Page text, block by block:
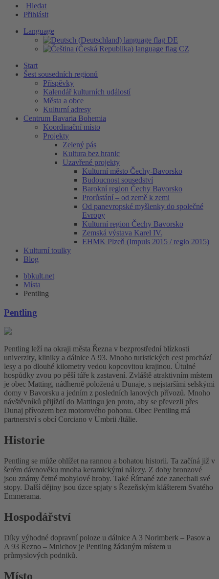
Hledat
Přihlásit
Language
DE
CZ
Start
Šest sousedních regionů
Příspěvky
Kalendář kulturních událostí
Města a obce
Kulturní adresy
Centrum Bavaria Bohemia
Koordinační místo
Projekty
Zelený pás
Kultura bez hranic
Uzavřené projekty
Kulturní město Čechy-Bavorsko
Budoucnost sousedství
Barokní region Čechy Bavorsko
Prorůstání – od země k zemi
Od panevropské myšlenky do společné
Evropy
Kulturní region Čechy Bavorsko
Zemská výstava Karel IV.
EHMK Plzeň (Impuls 2015 / regio 2015)
Kulturní toulky
Blog
bbkult.net
Místa
Pentling
Pentling
Pentling leží na okraji města Řezna v bezprostřední blízkosti
univerzity, kliniky a dálnice A 93. Mnoho turistických cest prochází
lesy a po dlouhé kilometry vedou kopcovitou krajinou. Útulné
hospůdky zvou po pěší túře k zastavení. Zvláště atraktivním místem
je obec Matting, nádherně položená u Dunaje, s nejstaršími selskými
domy v Bavorsku a jedním z posledních lanových přívozů. Mnoho
návštěvníků přijíždí do Mattingu jen proto, aby se převezli přes
Dunaj přívozem bez motorového pohonu. Obec Pentling má
partnerství s obcí Corciano v Umbrii /Itálie.
Historie
Pentling se může ohlížet na rannou a bohatou historii. Ta začíná již v
šerém dávnověku mnoha keramickými nálezy. Z doby bronzové
jsou známy četné mohylové hroby. Také Římané zde zanechali své
stopy. Další dějiny jsou úzce spjaty s Řezeňským klášterem Svatého
Emmerama.
Hospodářství
Díky výhodné dopravní poloze u dálnice A 3 Norimberk – Pasov a
A 93 Řezno – Mnichov je Pentling žádaným místem u
průmyslových podniků.
Místo